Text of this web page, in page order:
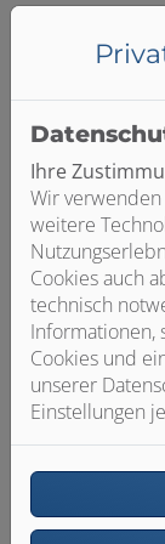
Dazu geht
Wir
Ihre
Wir
weitere
Cookies auch
technisch
Cookies und
unserer
Einstellungen